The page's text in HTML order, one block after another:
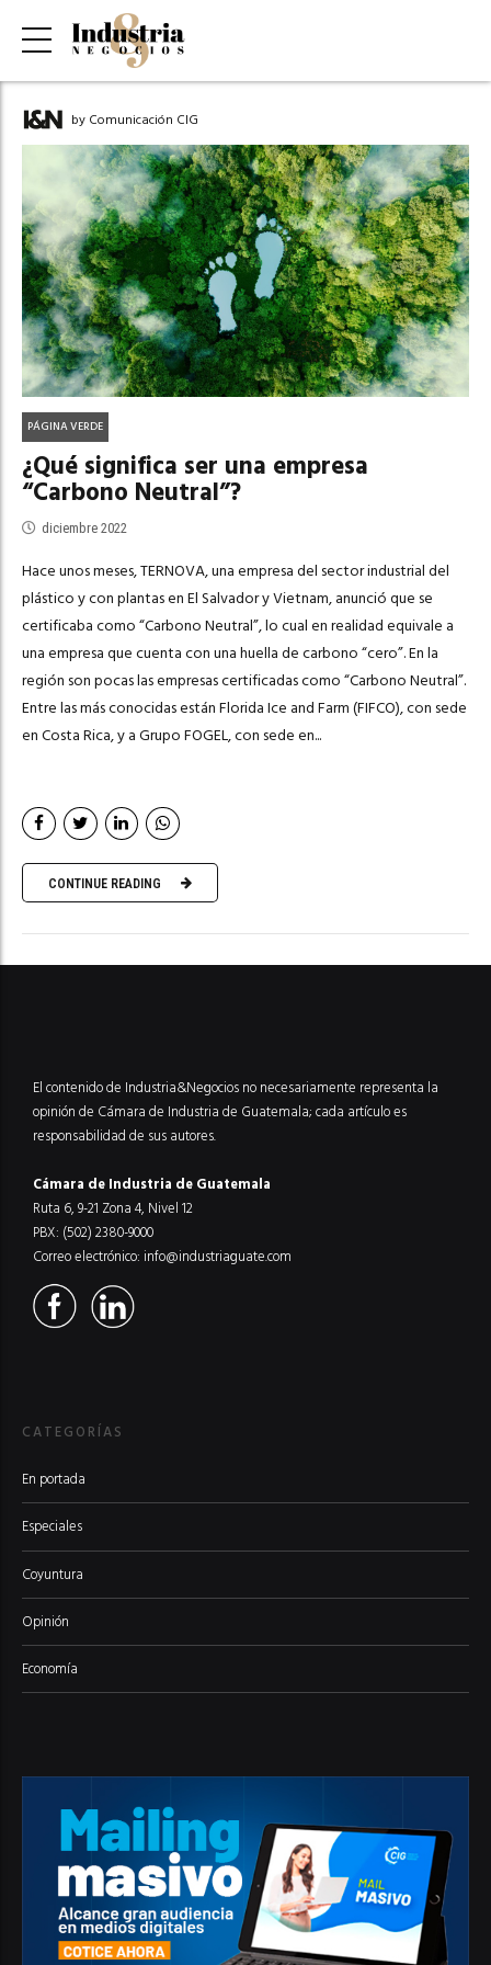
by Comunicación CIG
PÁGINA VERDE
¿Qué significa ser una empresa
“Carbono Neutral”?
diciembre 2022
Hace unos meses, TERNOVA, una empresa del sector industrial del
plástico y con plantas en El Salvador y Vietnam, anunció que se
certificaba como “Carbono Neutral”, lo cual en realidad equivale a
una empresa que cuenta con una huella de carbono “cero”. En la
región son pocas las empresas certificadas como “Carbono Neutral”.
Entre las más conocidas están Florida Ice and Farm (FIFCO), con sede
en Costa Rica, y a Grupo FOGEL, con sede en...
CONTINUE READING
El contenido de Industria&Negocios no necesariamente representa la
opinión de Cámara de Industria de Guatemala; cada artículo es
responsabilidad de sus autores.
Cámara de Industria de Guatemala
Ruta 6, 9-21 Zona 4, Nivel 12
PBX: (502) 2380-9000
Correo electrónico: info@industriaguate.com
CATEGORÍAS
En portada
Especiales
Coyuntura
Opinión
Economía